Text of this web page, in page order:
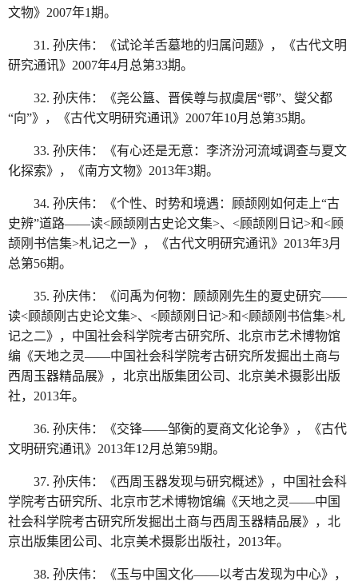
文物》2007年1期。
31. 孙庆伟：《试论羊舌墓地的归属问题》，《古代文明
研究通讯》2007年4月总第33期。
32. 孙庆伟：《尧公簋、晋侯尊与叔虞居“鄂”、燮父都
“向”》，《古代文明研究通讯》2007年10月总第35期。
33. 孙庆伟：《有心还是无意：李济汾河流域调查与夏文
化探索》，《南方文物》2013年3期。
34. 孙庆伟：《个性、时势和境遇：顾颉刚如何走上“古
史辨”道路——读<顾颉刚古史论文集>、<顾颉刚日记>和<顾
颉刚书信集>札记之一》，《古代文明研究通讯》2013年3月
总第56期。
35. 孙庆伟：《问禹为何物：顾颉刚先生的夏史研究——
读<顾颉刚古史论文集>、<顾颉刚日记>和<顾颉刚书信集>札
记之二》，中国社会科学院考古研究所、北京市艺术博物馆
编《天地之灵——中国社会科学院考古研究所发掘出土商与
西周玉器精品展》，北京出版集团公司、北京美术摄影出版
社，2013年。
36. 孙庆伟：《交锋——邹衡的夏商文化论争》，《古代
文明研究通讯》2013年12月总第59期。
37. 孙庆伟：《西周玉器发现与研究概述》，中国社会科
学院考古研究所、北京市艺术博物馆编《天地之灵——中国
社会科学院考古研究所发掘出土商与西周玉器精品展》，北
京出版集团公司、北京美术摄影出版社，2013年。
38. 孙庆伟：《玉与中国文化——以考古发现为中心》，